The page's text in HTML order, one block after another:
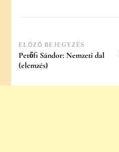
Post
Navigation
ELŐZŐ BEJEGYZÉS
Petőfi Sándor: Nemzeti dal
(elemzés)